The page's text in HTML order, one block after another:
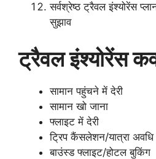
सर्वश्रेष्ठ ट्रैवल इंश्योरेंस
सुझाव
ट्रैवल इंश्योरेंस
सामान पहुंचने में देरी
सामान खो जाना
फ्लाइट में देरी
ट्रिप कैंसलेशन/यात्रा
बाउंस्ड फ्लाइट/होटल बुकिंग